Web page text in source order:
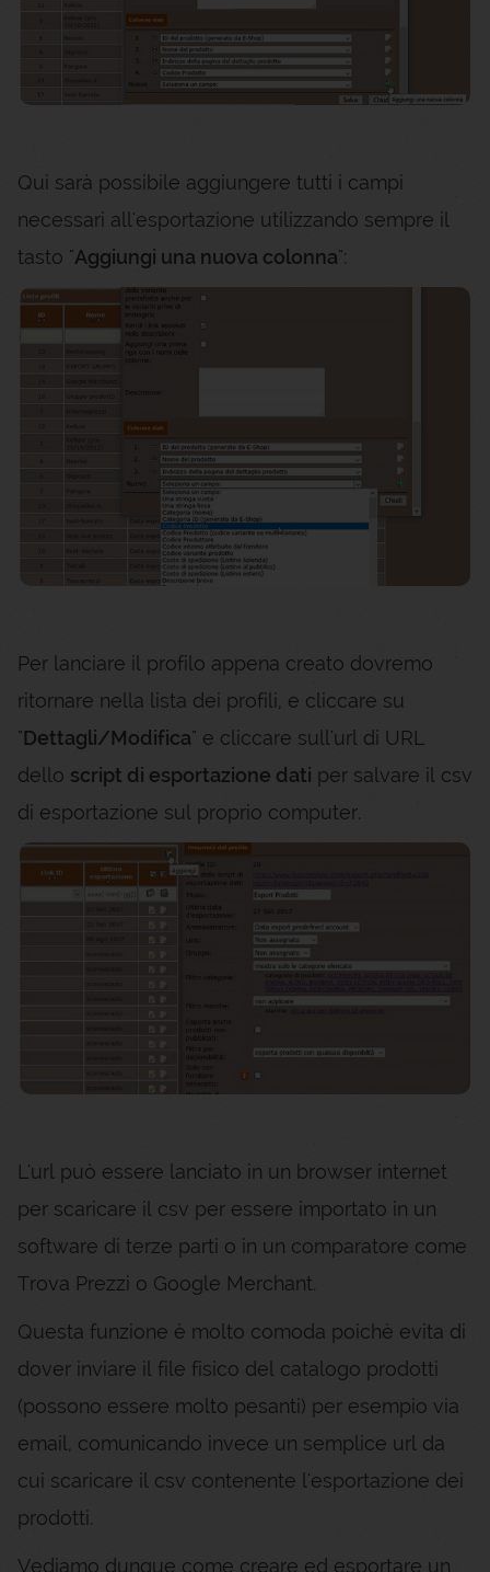
Qui sarà possibile aggiungere tutti i campi
necessari all'esportazione utilizzando sempre il
tasto "Aggiungi una nuova colonna":
Per lanciare il profilo appena creato dovremo
ritornare nella lista dei profili, e cliccare su
"Dettagli/Modifica" e cliccare sull'url di URL
dello script di esportazione dati per salvare il csv
di esportazione sul proprio computer.
L'url può essere lanciato in un browser internet
per scaricare il csv per essere importato in un
software di terze parti o in un comparatore come
Trova Prezzi o Google Merchant.
Questa funzione è molto comoda poichè evita di
dover inviare il file fisico del catalogo prodotti
(possono essere molto pesanti) per esempio via
email, comunicando invece un semplice url da
cui scaricare il csv contenente l'esportazione dei
prodotti.
Vediamo dunque come creare ed esportare un